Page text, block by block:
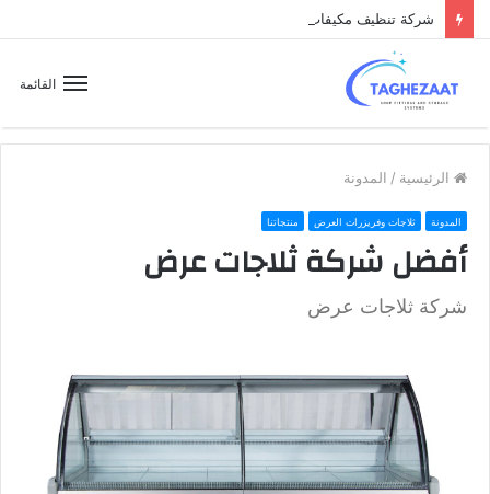
شركة تنظيف مكيفات
القائمة
الرئيسية / المدونة
المدونة ثلاجات وفريزرات العرض منتجاتنا
أفضل شركة ثلاجات عرض
شركة ثلاجات عرض